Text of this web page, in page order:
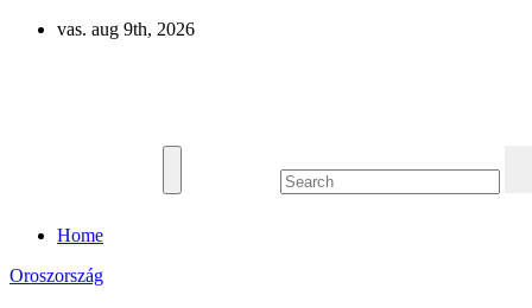
Skip
vas. aug 9th, 2026
Home
Oroszország